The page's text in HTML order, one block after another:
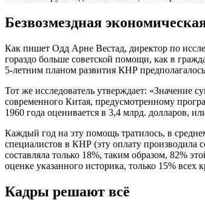
Безвозмездная
Как пишет Одд Арне Вестад, директор по
гораздо больше советской помощи, как в
5-летним планом развития КНР
Тот же исследователь утверждает: «Значение
современного Китая, предусмотренному
1960 года оценивается в 3,4 млрд. долларов,
Каждый год на эту помощь тратилось, в
специалистов в КНР (эту оплату производила
составляла только 18%, таким образом, 82%
оценке указанного историка, только 15% всех
Кадры решают всё